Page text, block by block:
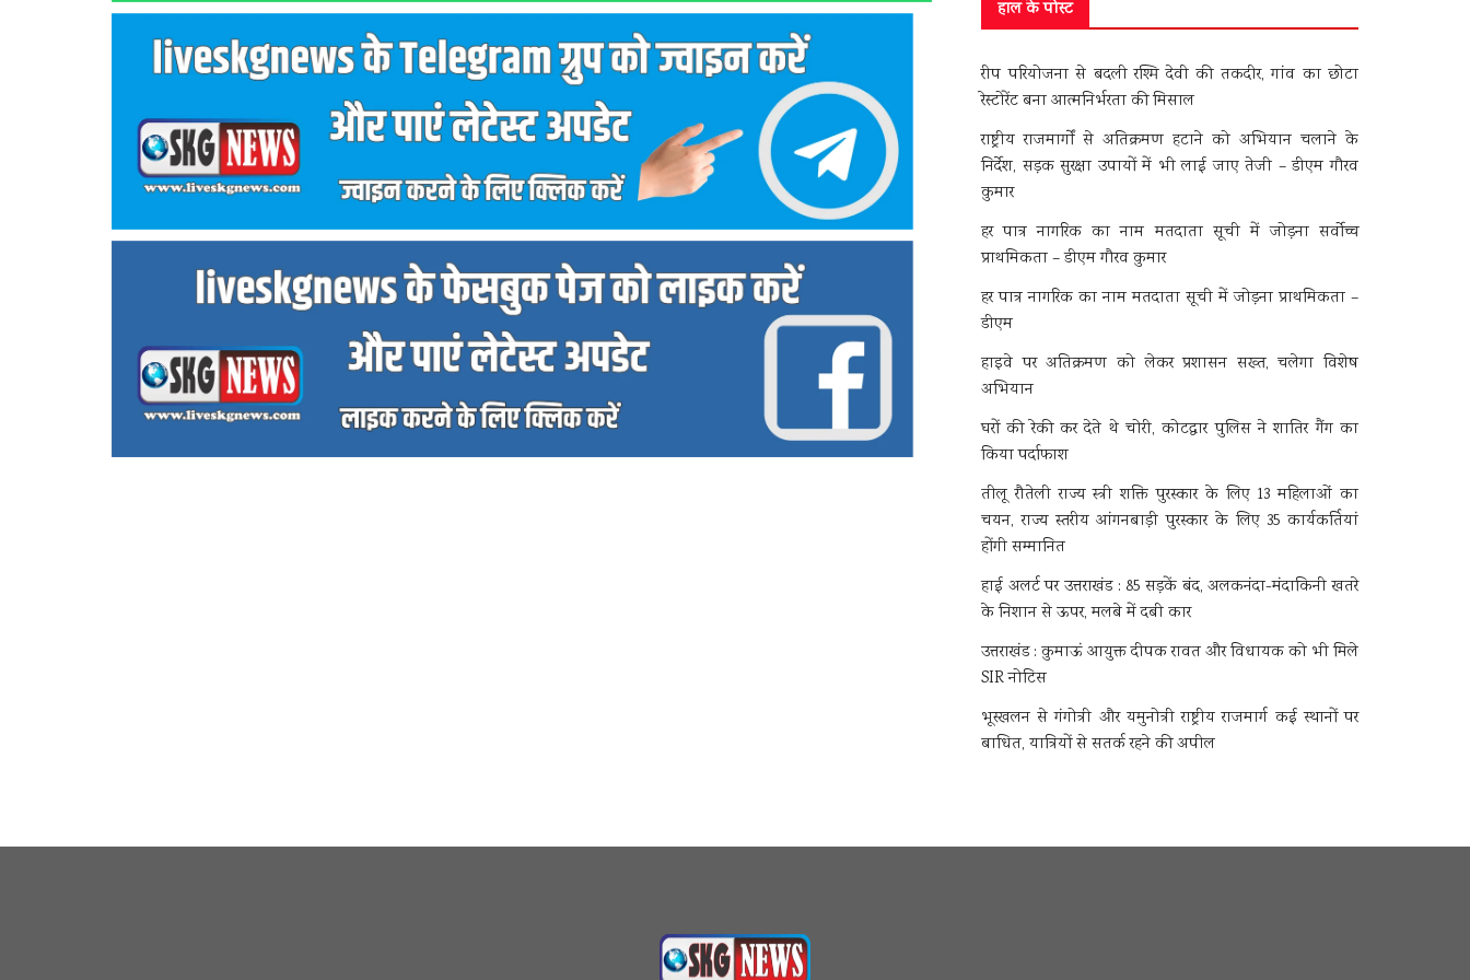
हाल के पोस्ट
रीप परियोजना से बदली रश्मि देवी की तकदीर, गांव का छोटा
रेस्टोरेंट बना आत्मनिर्भरता की मिसाल
राष्ट्रीय राजमार्गों से अतिक्रमण हटाने को अभियान चलाने के
निर्देश, सड़क सुरक्षा उपायों में भी लाई जाए तेजी – डीएम गौरव
कुमार
हर पात्र नागरिक का नाम मतदाता सूची में जोड़ना सर्वोच्च
प्राथमिकता – डीएम गौरव कुमार
हर पात्र नागरिक का नाम मतदाता सूची में जोड़ना प्राथमिकता –
डीएम
हाइवे पर अतिक्रमण को लेकर प्रशासन सख्त, चलेगा विशेष
अभियान
घरों की रेकी कर देते थे चोरी, कोटद्वार पुलिस ने शातिर गैंग का
किया पर्दाफाश
तीलू रौतेली राज्य स्त्री शक्ति पुरस्कार के लिए 13 महिलाओं का
चयन, राज्य स्तरीय आंगनबाड़ी पुरस्कार के लिए 35 कार्यकर्तियां
होंगी सम्मानित
हाई अलर्ट पर उत्तराखंड : 85 सड़कें बंद, अलकनंदा-मंदाकिनी खतरे
के निशान से ऊपर, मलबे में दबी कार
उत्तराखंड : कुमाऊं आयुक्त दीपक रावत और विधायक को भी मिले
SIR नोटिस
भूस्खलन से गंगोत्री और यमुनोत्री राष्ट्रीय राजमार्ग कई स्थानों पर
बाधित, यात्रियों से सतर्क रहने की अपील